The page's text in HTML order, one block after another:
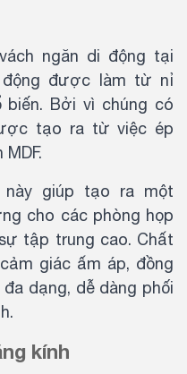
ngăn di động tại
động được làm từ nỉ
Bởi vì chúng có
tạo ra từ việc ép
này giúp tạo ra một
cho các phòng họp
tập trung cao. Chất
giác ấm áp, đồng
dạng, dễ dàng phối
kính